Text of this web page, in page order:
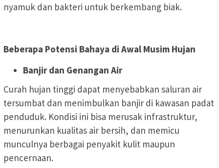
nyamuk dan bakteri untuk berkembang biak.
Beberapa Potensi Bahaya di Awal Musim Hujan
Banjir dan Genangan Air
Curah hujan tinggi dapat menyebabkan saluran air
tersumbat dan menimbulkan banjir di kawasan padat
penduduk. Kondisi ini bisa merusak infrastruktur,
menurunkan kualitas air bersih, dan memicu
munculnya berbagai penyakit kulit maupun
pencernaan.